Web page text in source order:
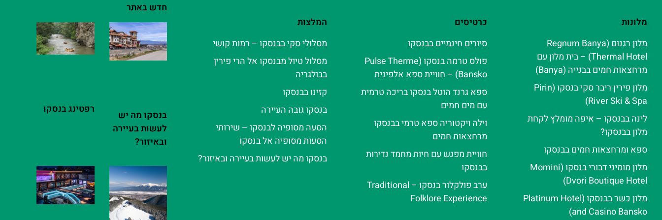
מלונות
מלון רגנום (Regnum Banya
Thermal Hotel) – בית מלון עם
מרחצאות חמים בבנייה (Banya)
מלון פירין ריבר סקי בנסקו (Pirin
River Ski & Spa‬)
לינה בבנסקו – איפה מומלץ לקחת
מלון בבנסקו?
ספא ומרחצאות חמים בבנסקו
מלון מומיני דבורי בנסקו (Momini
Dvori Boutique Hotel)
מלון כשר בבנסקו (Platinum Hotel
and Casino Bansko)
כרטיסים
סיורים חינמיים בבנסקו
פולס טרמה בנסקו (Pulse Therme
Bansko) – חוויית ספא אלפינית
ספא גרנד הוטל בנסקו בריכה טרמית
עם מים חמים
וילה ויקטוריה ספא טרמי בבנסקו
מרחצאות חמים
חוויית מפגש עם חיות מחמד נדירות
בבנסקו
ערב פולקלור בנסקו – Traditional
Folklore Experience
המלצות
מסלולי סקי בבנסקו – רמות קושי
מסלול טיול מבנסקו אל הרי פירין
בבולגריה
קזינו בבנסקו
בנסקו גובה העיירה
הסעה מסופיה לבנסקו – שירותי
הסעות מסופיה אל בנסקו
בנסקו מה יש לעשות בעיירה ובאיזור?
חדש באתר
בנסקו מה יש
לעשות בעיירה
ובאיזור?
רפטינג בנסקו